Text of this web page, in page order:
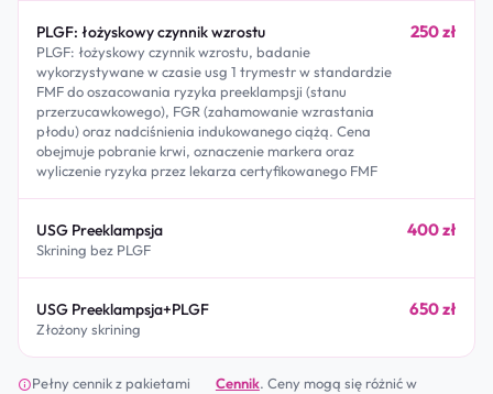
PLGF: łożyskowy czynnik wzrostu
PLGF: łożyskowy czynnik wzrostu, badanie
wykorzystywane w czasie usg 1 trymestr w standardzie
FMF do oszacowania ryzyka preeklampsji (stanu
przerzucawkowego), FGR (zahamowanie wzrastania
płodu) oraz nadciśnienia indukowanego ciążą. Cena
obejmuje pobranie krwi, oznaczenie markera oraz
wyliczenie ryzyka przez lekarza certyfikowanego FMF
250 zł
USG Preeklampsja
Skrining bez PLGF
400 zł
USG Preeklampsja+PLGF
Złożony skrining
650 zł
Pełny cennik z pakietami
Cennik. Ceny mogą się różnić w